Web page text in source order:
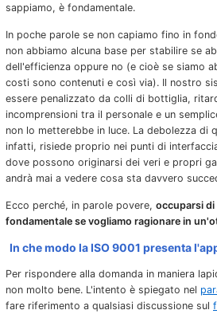
sappiamo, è fondamentale.
In poche parole se non capiamo fino in
non abbiamo alcuna base per stabilire se
dell'efficienza oppure no (e cioè se siamo
costi sono contenuti e così via). Il nostro
essere penalizzato da colli di bottiglia,
incomprensioni tra il personale e un
non lo metterebbe in luce. La debolezza di
infatti, risiede proprio nei punti di
dove possono originarsi dei veri e propri
andrà mai a vedere cosa sta davvero
Ecco perché, in parole povere, occuparsi
fondamentale se vogliamo ragionare in
In che modo la ISO 9001 presenta
Per rispondere alla domanda in maniera
non molto bene. L'intento è spiegato nel
fare riferimento a qualsiasi discussione sul